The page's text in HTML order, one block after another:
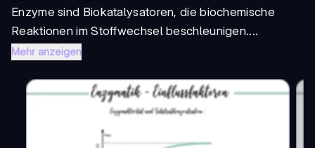
Enzyme sind Biokatalysatoren, die biochemische
Reaktionen im Stoffwechsel beschleunigen....
Mehr anzeigen